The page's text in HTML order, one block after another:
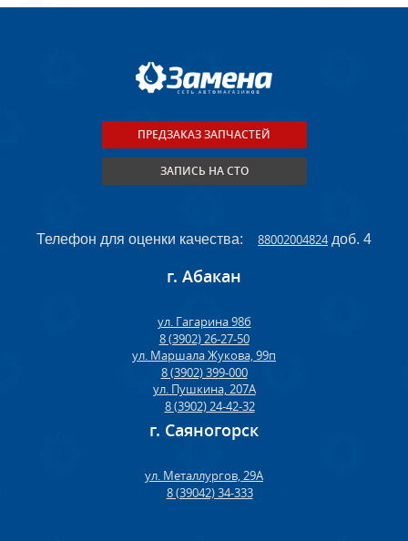
ПРЕДЗАКАЗ ЗАПЧАСТЕЙ
ЗАПИСЬ НА СТО
Телефон для оценки качества: 88002004824доб. 4
г. Абакан
ул. Гагарина 98б
8 (3902) 26-27-50
ул. Маршала Жукова, 99п
8 (3902) 399-000
ул. Пушкина, 207А
8 (3902) 24-42-32
г. Саяногорск
ул. Металлургов, 29А
8 (39042) 34-333